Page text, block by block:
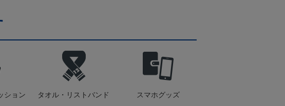
ション
タオル・リストバンド スマホグッズ